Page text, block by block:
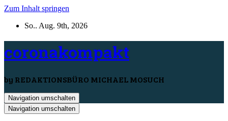
Zum Inhalt springen
So.. Aug. 9th, 2026
coronakompakt
by REDAKTIONSBÜRO MICHAEL MOSUCH
Navigation umschalten
Navigation umschalten